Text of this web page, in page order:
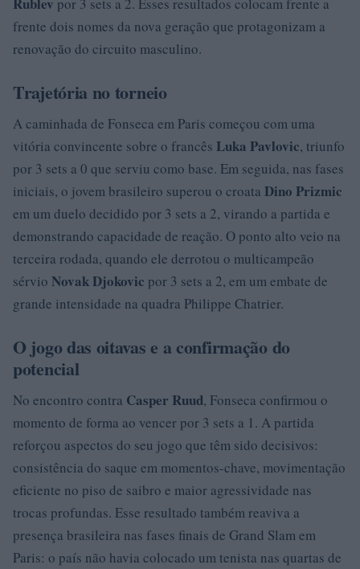
frente dois nomes da nova geração que protagonizam a
renovação do circuito masculino.
Trajetória no torneio
A caminhada de Fonseca em Paris começou com uma
vitória convincente sobre o francês Luka Pavlovic, triunfo
por 3 sets a 0 que serviu como base. Em seguida, nas fases
iniciais, o jovem brasileiro superou o croata Dino Prizmic
em um duelo decidido por 3 sets a 2, virando a partida e
demonstrando capacidade de reação. O ponto alto veio na
terceira rodada, quando ele derrotou o multicampeão
sérvio Novak Djokovic por 3 sets a 2, em um embate de
grande intensidade na quadra Philippe Chatrier.
O jogo das oitavas e a confirmação do
potencial
No encontro contra Casper Ruud, Fonseca confirmou o
momento de forma ao vencer por 3 sets a 1. A partida
reforçou aspectos do seu jogo que têm sido decisivos:
consistência do saque em momentos-chave, movimentação
eficiente no piso de saibro e maior agressividade nas
trocas profundas. Esse resultado também reaviva a
presença brasileira nas fases finais de Grand Slam em
Paris: o país não havia colocado um tenista nas quartas de